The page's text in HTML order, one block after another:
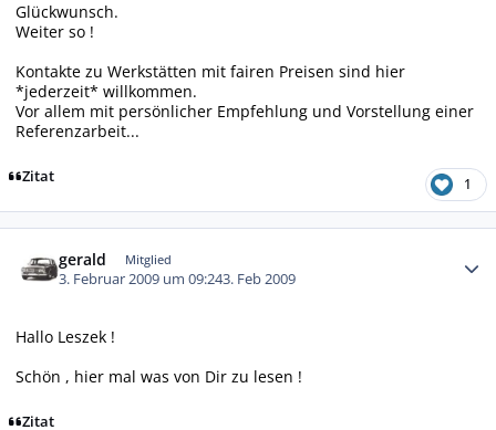
Glückwunsch.
Weiter so !
Kontakte zu Werkstätten mit fairen Preisen sind hier
*jederzeit* willkommen.
Vor allem mit persönlicher Empfehlung und Vorstellung einer
Referenzarbeit...
Zitat 1
gerald Mitglied
3. Februar 2009 um 09:243. Feb 2009
Hallo Leszek !
Schön , hier mal was von Dir zu lesen !
Zitat